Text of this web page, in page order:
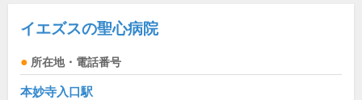
イエズスの聖心病院
所在地・電話番号
本妙寺入口駅